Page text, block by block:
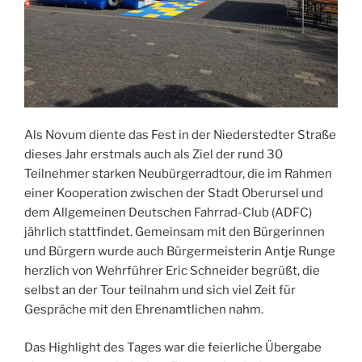
Als Novum diente das Fest in der Niederstedter Straße
dieses Jahr erstmals auch als Ziel der rund 30
Teilnehmer starken Neubürgerradtour, die im Rahmen
einer Kooperation zwischen der Stadt Oberursel und
dem Allgemeinen Deutschen Fahrrad-Club (ADFC)
jährlich stattfindet. Gemeinsam mit den Bürgerinnen
und Bürgern wurde auch Bürgermeisterin Antje Runge
herzlich von Wehrführer Eric Schneider begrüßt, die
selbst an der Tour teilnahm und sich viel Zeit für
Gespräche mit den Ehrenamtlichen nahm.
Das Highlight des Tages war die feierliche Übergabe